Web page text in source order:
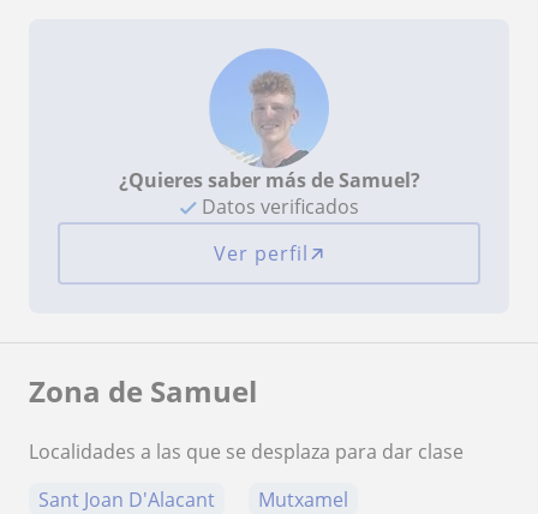
¿Quieres saber más de Samuel?
Datos verificados
Ver perfil
Zona de Samuel
Localidades a las que se desplaza para dar clase
Sant Joan D'Alacant
Mutxamel